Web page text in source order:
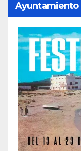
Ayuntamiento